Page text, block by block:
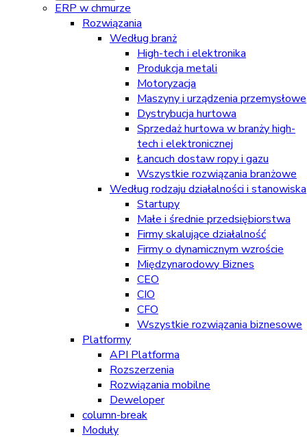
ERP w chmurze
Rozwiązania
Według branż
High-tech i elektronika
Produkcja metali
Motoryzacja
Maszyny i urządzenia przemysłowe
Dystrybucja hurtowa
Sprzedaż hurtowa w branży high-
tech i elektronicznej
Łancuch dostaw ropy i gazu
Wszystkie rozwiązania branżowe
Według rodzaju działalności i stanowiska
Startupy
Małe i średnie przedsiębiorstwa
Firmy skalujące działalność
Firmy o dynamicznym wzroście
Międzynarodowy Biznes
CEO
CIO
CFO
Wszystkie rozwiązania biznesowe
Platformy
API Platforma
Rozszerzenia
Rozwiązania mobilne
Deweloper
column-break
Moduły